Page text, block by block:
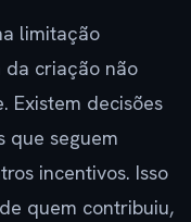
limitação
da criação não
Existem decisões
que seguem
incentivos. Isso
quem contribuiu,